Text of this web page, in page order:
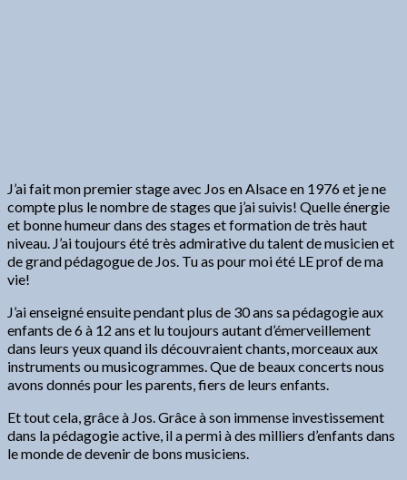
J’ai fait mon premier stage avec Jos en Alsace en 1976 et je ne
compte plus le nombre de stages que j’ai suivis! Quelle énergie
et bonne humeur dans des stages et formation de très haut
niveau. J’ai toujours été très admirative du talent de musicien et
de grand pédagogue de Jos. Tu as pour moi été LE prof de ma
vie!
J’ai enseigné ensuite pendant plus de 30 ans sa pédagogie aux
enfants de 6 à 12 ans et lu toujours autant d’émerveillement
dans leurs yeux quand ils découvraient chants, morceaux aux
instruments ou musicogrammes. Que de beaux concerts nous
avons donnés pour les parents, fiers de leurs enfants.
Et tout cela, grâce à Jos. Grâce à son immense investissement
dans la pédagogie active, il a permi à des milliers d’enfants dans
le monde de devenir de bons musiciens.